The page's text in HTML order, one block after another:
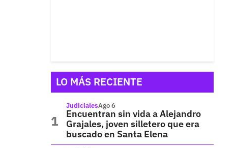
LO MÁS RECIENTE
JudicialesAgo 6
Encuentran sin vida a Alejandro
Grajales, joven silletero que era
buscado en Santa Elena